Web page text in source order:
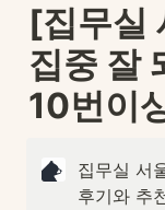
[집무실
집중 잘
10번이
집무실 서
후기와 추